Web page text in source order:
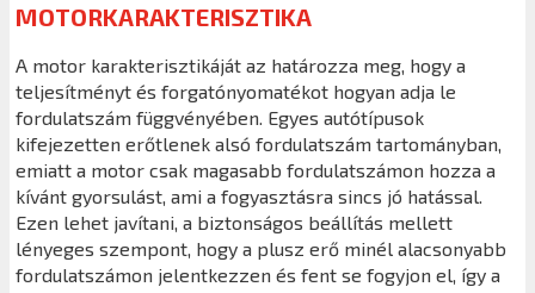
MOTORKARAKTERISZTIKA
A motor karakterisztikáját az határozza meg, hogy a
teljesítményt és forgatónyomatékot hogyan adja le
fordulatszám függvényében. Egyes autótípusok
kifejezetten erőtlenek alsó fordulatszám tartományban,
emiatt a motor csak magasabb fordulatszámon hozza a
kívánt gyorsulást, ami a fogyasztásra sincs jó hatással.
Ezen lehet javítani, a biztonságos beállítás mellett
lényeges szempont, hogy a plusz erő minél alacsonyabb
fordulatszámon jelentkezzen és fent se fogyjon el, így a